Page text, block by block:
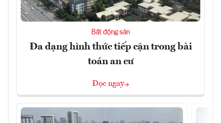
Bất động sản
Đa dạng hình thức tiếp cận trong bài
toán an cư
Đọc ngay